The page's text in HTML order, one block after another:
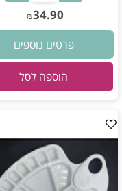
₪34.90
פרטים נוספים
הוספה לסל